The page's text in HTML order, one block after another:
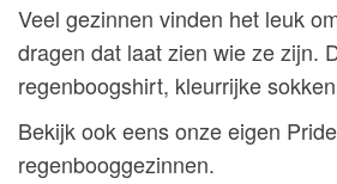
Veel gezinnen vinden het leuk
dragen dat laat zien wie ze zijn.
regenboogshirt, kleurrijke
Bekijk ook eens onze eigen
regenbooggezinnen.